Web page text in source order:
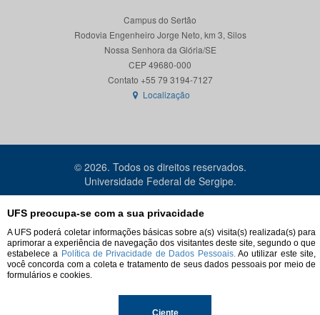
UFS preocupa-se com a sua privacidade
A UFS poderá coletar informações básicas sobre a(s) visita(s) realizada(s) para
aprimorar a experiência de navegação dos visitantes deste site, segundo o que
estabelece a Política de Privacidade de Dados Pessoais.Ao utilizar este site,
você concorda com a coleta e tratamento de seus dados pessoais por meio de
formulários e cookies.
Ciente
Campus do Sertão
Rodovia Engenheiro Jorge Neto, km 3, Silos
Nossa Senhora da Glória/SE
CEP 49680-000
Contato +55 79 3194-7127
Localização
© 2026. Todos os direitos reservados.
Universidade Federal de Sergipe.